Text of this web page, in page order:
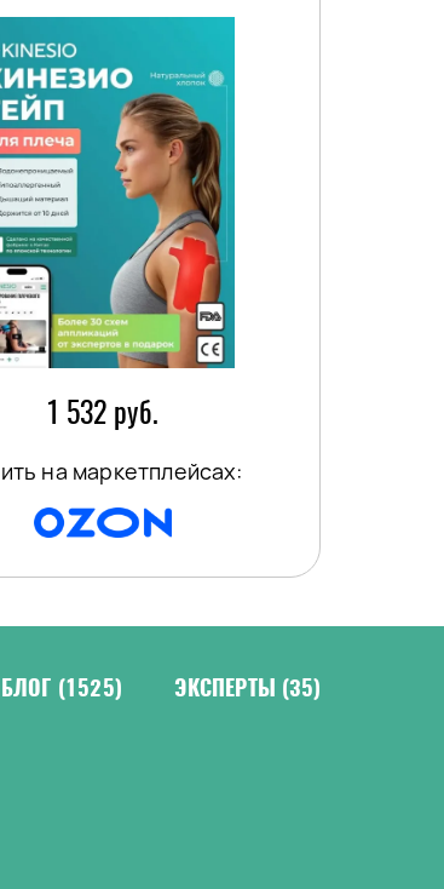
1 532 руб.
на маркетплейсах:
БЛОГ (1525) ЭКСПЕРТЫ (35)